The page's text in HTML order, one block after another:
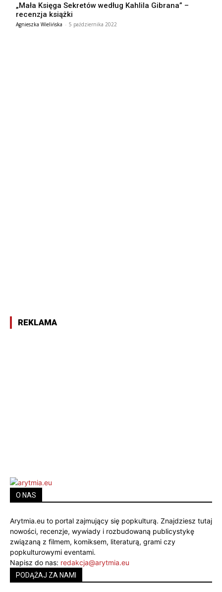
„Mała Księga Sekretów według Kahlila Gibrana” –
recenzja książki
Agnieszka Wielińska - 5 października 2022
REKLAMA
O NAS
Arytmia.eu to portal zajmujący się popkulturą. Znajdziesz tutaj
nowości, recenzje, wywiady i rozbudowaną publicystykę
związaną z filmem, komiksem, literaturą, grami czy
popkulturowymi eventami.
Napisz do nas: redakcja@arytmia.eu
PODĄŻAJ ZA NAMI